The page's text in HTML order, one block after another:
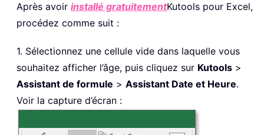
Après avoir installé gratuitementKutools pour Excel,
procédez comme suit :
1. Sélectionnez une cellule vide dans laquelle vous
souhaitez afficher l’âge, puis cliquez sur Kutools >
Assistant de formule > Assistant Date et Heure.
Voir la capture d’écran :